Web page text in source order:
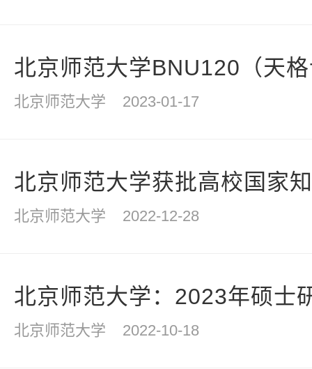
北京师范大学BNU120（天
北京师范大学 2023-01-17
北京师范大学获批高校国家
北京师范大学 2022-12-28
北京师范大学：2023年硕士
北京师范大学 2022-10-18